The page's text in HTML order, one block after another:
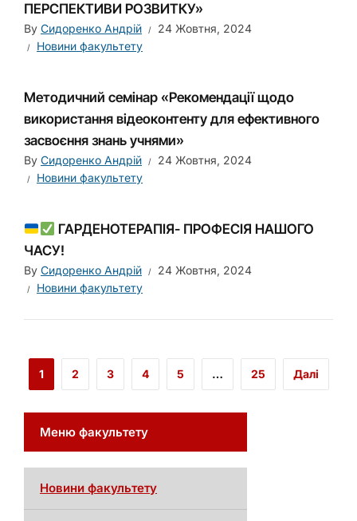
ПЕРСПЕКТИВИ РОЗВИТКУ»
By Сидоренко Андрій
24 Жовтня, 2024
Новини факультету
Методичний семінар «Рекомендації щодо
використання відеоконтенту для ефективного
засвоєння знань учнями»
By Сидоренко Андрій
24 Жовтня, 2024
Новини факультету
ГАРДЕНОТЕРАПІЯ- ПРОФЕСІЯ НАШОГО
ЧАСУ!
By Сидоренко Андрій
24 Жовтня, 2024
Новини факультету
1 2 3 4 5 … 25 Далі
Меню факультету
Новини факультету